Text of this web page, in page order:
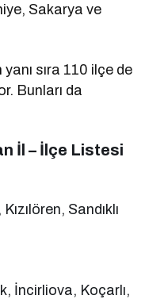
Sakarya ve
sıra 110 ilçe de
Bunları da
İl – İlçe Listesi
Sandıklı
İncirliova, Koçarlı,